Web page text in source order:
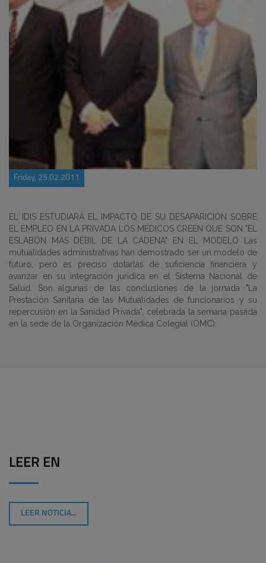
Friday, 25.02.2011
EL IDIS ESTUDIARÁ EL IMPACTO DE SU DESAPARICIÓN SOBRE
EL EMPLEO EN LA PRIVADA LOS MÉDICOS CREEN QUE SON "EL
ESLABÓN MÁS DÉBIL DE LA CADENA" EN EL MODELO Las
mutualidades administrativas han demostrado ser un modelo de
futuro, pero es preciso dotarlas de suficiencia financiera y
avanzar en su integración jurídica en el Sistema Nacional de
Salud. Son algunas de las conclusiones de la jornada "La
Prestación Sanitaria de las Mutualidades de funcionarios y su
repercusión en la Sanidad Privada", celebrada la semana pasada
en la sede de la Organización Médica Colegial (OMC).
LEER EN
LEER NOTICIA...